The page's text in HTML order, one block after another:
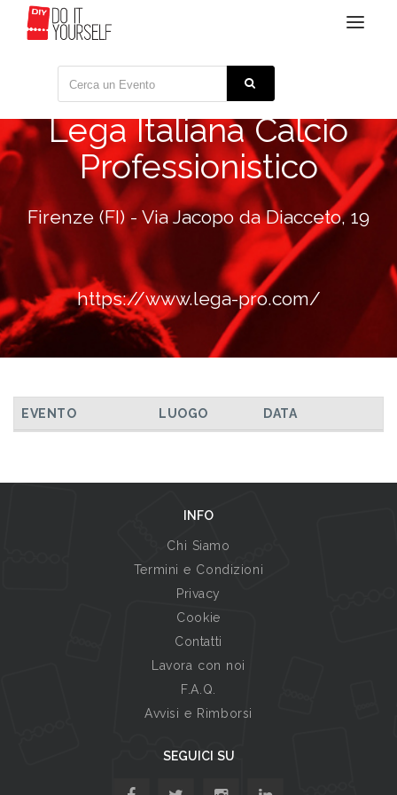
Toggle
Lega Italiana Calcio
Professionistico
Firenze (FI) - Via Jacopo da Diacceto, 19
https://www.lega-pro.com/
TUTTI GLI EVENTI
EVENTO LUOGO DATA
INFO
Chi Siamo
Termini e Condizioni
Privacy
Cookie
Contatti
Lavora con noi
F.A.Q.
Avvisi e Rimborsi
SEGUICI SU